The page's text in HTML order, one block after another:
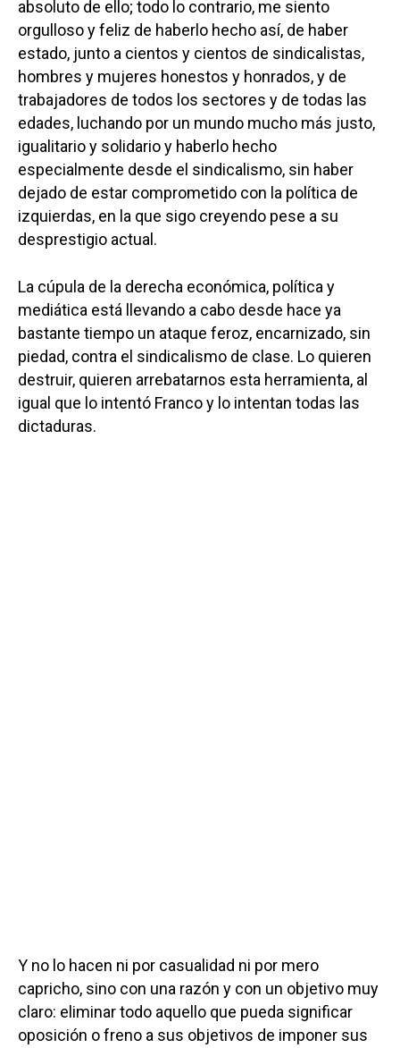
absoluto de ello; todo lo contrario, me siento
orgulloso y feliz de haberlo hecho así, de haber
estado, junto a cientos y cientos de sindicalistas,
hombres y mujeres honestos y honrados, y de
trabajadores de todos los sectores y de todas las
edades, luchando por un mundo mucho más justo,
igualitario y solidario y haberlo hecho
especialmente desde el sindicalismo, sin haber
dejado de estar comprometido con la política de
izquierdas, en la que sigo creyendo pese a su
desprestigio actual.
La cúpula de la derecha económica, política y
mediática está llevando a cabo desde hace ya
bastante tiempo un ataque feroz, encarnizado, sin
piedad, contra el sindicalismo de clase. Lo quieren
destruir, quieren arrebatarnos esta herramienta, al
igual que lo intentó Franco y lo intentan todas las
dictaduras.
Y no lo hacen ni por casualidad ni por mero
capricho, sino con una razón y con un objetivo muy
claro: eliminar todo aquello que pueda significar
oposición o freno a sus objetivos de imponer sus